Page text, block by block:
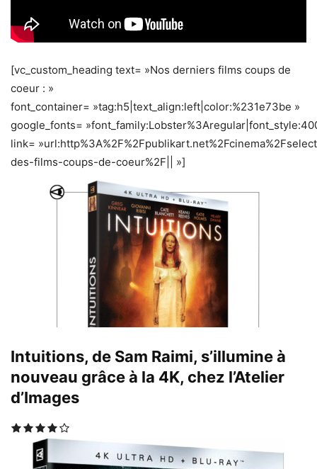
[vc_custom_heading text= »Nos derniers films coups de
coeur : »
font_container= »tag:h5|text_align:left|color:%231e73be »
google_fonts=
link=
des-films-coups-de-coeur%2F|| »]
Intuitions, de Sam Raimi, s’illumine à
nouveau grâce à la 4K, chez l’Atelier
d’Images